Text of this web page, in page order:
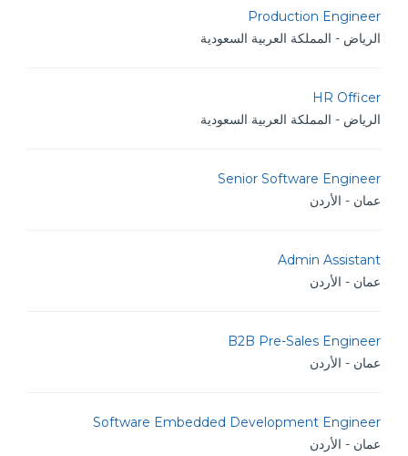
Production Engineer
الرياض - المملكة العربية السعودية
HR Officer
الرياض - المملكة العربية السعودية
Senior Software Engineer
عمان - الأردن
Admin Assistant
عمان - الأردن
B2B Pre-Sales Engineer
عمان - الأردن
Software Embedded Development Engineer
عمان - الأردن